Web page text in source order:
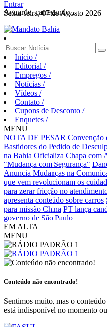
Aguarde, carregando...
Entrar
Sexta-feira, 07 de Agosto 2026
Início /
Editorial /
Empregos /
Notícias /
Vídeos /
Contato /
Cupons de Desconto /
Enquetes /
MENU
NOTA DE PESAR Convenção
Bastidores do Pedido de
na Bahia Oficializa Chapa com
"Mudança com Segurança"
Anuncia Mudanças na
que vem revolucionam os
para zerar fricção no
apresenta conteúdo sobre carros
para missão China PT lança
governo de São Paulo
EM ALTA
MENU
Conteúdo não encontrado!
Sentimos muito, mas o
está indisponível no momento